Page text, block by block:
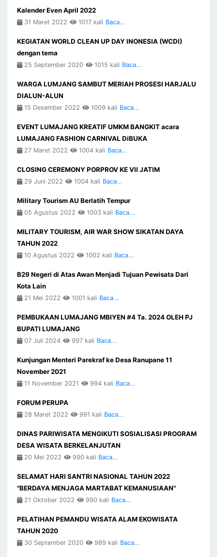
Kalender Even April 2022
31 Maret 2022 1017 kali Baca...
KEGIATAN WORLD CLEAN UP DAY INONESIA (WCDI)
dengan tema
25 September 2020 1015 kali Baca...
WARGA LUMJANG SAMBUT MERIAH PROSESI HARJALU
DIALUN-ALUN
15 Desember 2022 1009 kali Baca...
EVENT LUMAJANG KREATIF UMKM BANGKIT acara
LUMAJANG FASHION CARNIVAL DiBUKA
27 Maret 2022 1004 kali Baca...
CLOSING CEREMONY PORPROV KE VII JATIM
29 Juni 2022 1004 kali Baca...
Military Tourism AU Berlatih Tempur
05 Agustus 2022 1003 kali Baca...
MILITARY TOURISM, AIR WAR SHOW SIKATAN DAYA
TAHUN 2022
10 Agustus 2022 1002 kali Baca...
B29 Negeri di Atas Awan Menjadi Tujuan Pewisata Dari
Kota Lain
21 Mei 2022 1001 kali Baca...
PEMBUKAAN LUMAJANG MBIYEN #4 Ta. 2024 OLEH PJ
BUPATI LUMAJANG
07 Juli 2024 997 kali Baca...
Kunjungan Menteri Parekraf ke Desa Ranupane 11
November 2021
11 November 2021 994 kali Baca...
FORUM PERUPA
28 Maret 2022 991 kali Baca...
DINAS PARIWISATA MENGIKUTI SOSIALISASI PROGRAM
DESA WISATA BERKELANJUTAN
20 Mei 2022 990 kali Baca...
SELAMAT HARI SANTRI NASIONAL TAHUN 2022
"BERDAYA MENJAGA MARTABAT KEMANUSIAAN"
21 Oktober 2022 990 kali Baca...
PELATIHAN PEMANDU WISATA ALAM EKOWISATA
TAHUN 2020
30 September 2020 989 kali Baca...